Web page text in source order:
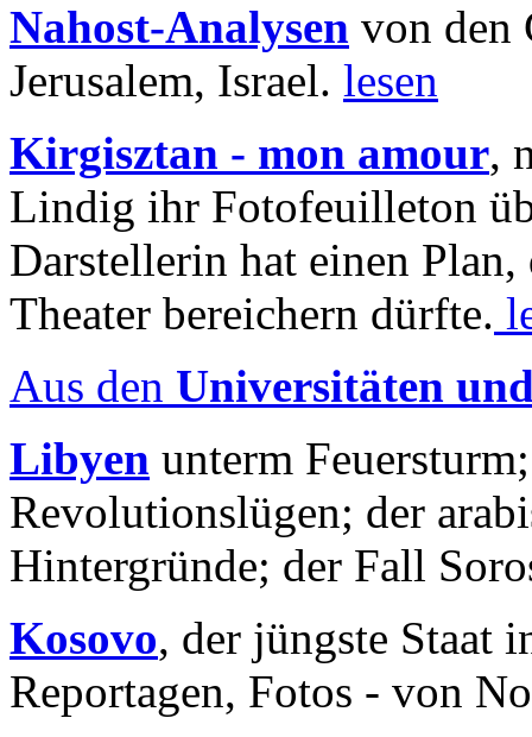
Nahost-Analysen von den
Jerusalem, Israel. lesen
Kirgisztan - mon amour,
Lindig ihr Fotofeuilleton
Darstellerin hat einen Plan,
Theater bereichern dürfte.
Aus den Universitäten
Libyen unterm
Revolutionslügen; der
Hintergründe; der Fall
Kosovo, der jüngste Staat
Reportagen, Fotos - von